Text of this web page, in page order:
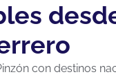
con destinos